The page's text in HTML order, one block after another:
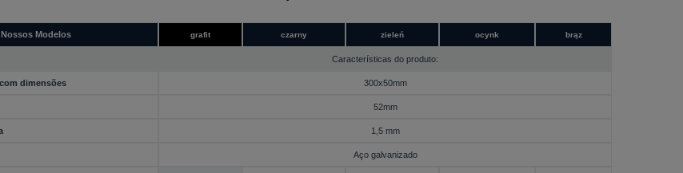
Nossos Modelos grafit czarny zieleń ocynk brąz
Características do produto:
dimensões 300x50mm
52mm
1,5 mm
Aço galvanizado